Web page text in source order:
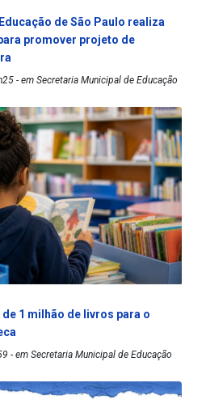
de São Paulo realiza
promover projeto de
- em Secretaria Municipal de Educação
1 milhão de livros para o
- em Secretaria Municipal de Educação